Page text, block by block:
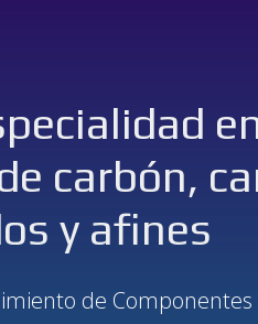
carbón,
y afines
de Componentes